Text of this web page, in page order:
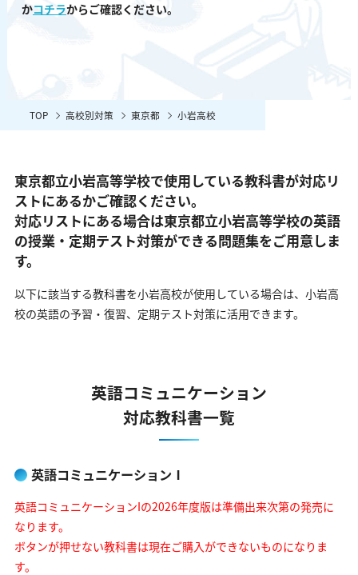
かコチラからご確認ください。
TOP 高校別対策 東京都 小岩高校
東京都立小岩高等学校で使用している教科書が対応リ
ストにあるかご確認ください。
対応リストにある場合は東京都立小岩高等学校の英語
の授業・定期テスト対策ができる問題集をご用意しま
す。
以下に該当する教科書を小岩高校が使用している場合は、 小岩高
校の英語の予習・復習、定期テスト対策に活用できます。
英語コミュニケーション
対応教科書一覧
英語コミュニケーションⅠ
英語コミュニケーションIの2026年度版は準備出来次第の発売に
なります。
ボタンが押せない教科書は現在ご購入ができないものになりま
す。